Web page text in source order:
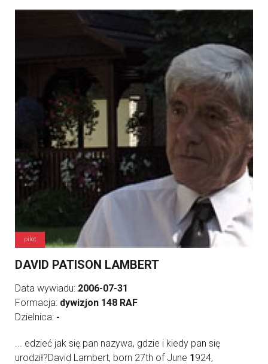
pilot
DAVID PATISON LAMBERT
Data wywiadu: 2006-07-31
Formacja: dywizjon 148 RAF
Dzielnica: -
... edzieć jak się pan nazywa, gdzie i kiedy pan się
urodził?David Lambert, born 27th of June 1924,